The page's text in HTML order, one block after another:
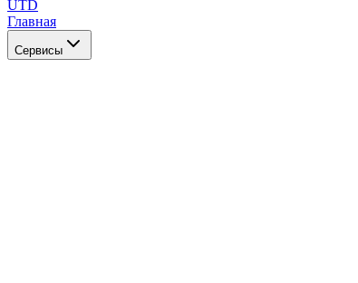
UTD
Главная
Сервисы